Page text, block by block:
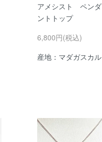
アメシスト ペンダ
ントトップ
6,800円(税込)
産地：マダガスカル